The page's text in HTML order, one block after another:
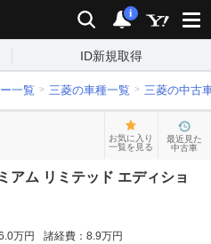
検索 通知
i
ID新規取得
一覧 三菱の車種一覧 三菱の中古
お気に入り
一覧を見る
最近見た
中古車
アム リミテッド エディショ
万円 諸経費： 8.9万円